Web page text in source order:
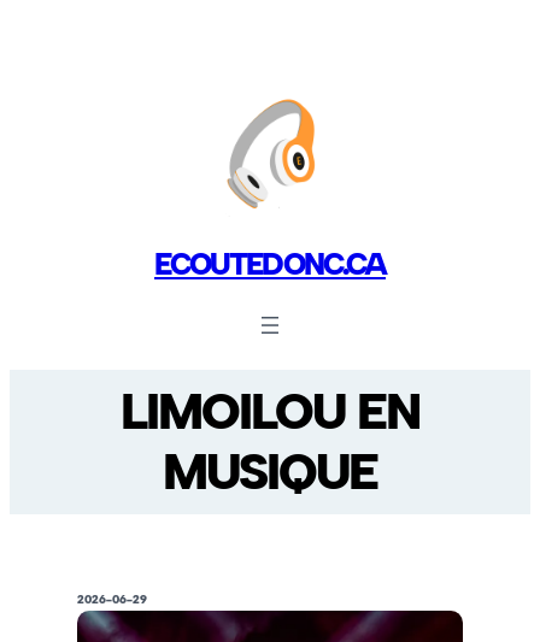
ECOUTEDONC.CA
LIMOILOU EN
MUSIQUE
2026-06-29